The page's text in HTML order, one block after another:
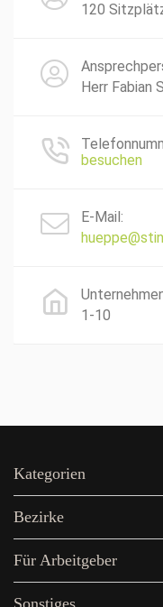
120
Herr Fabian
besuchen
E-Mail:
1-10
Kategorien
Bezirke
Für Arbeitgeber
Sonstiges